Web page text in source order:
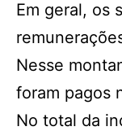
Em geral, os
Nesse
foram pagos
No total da